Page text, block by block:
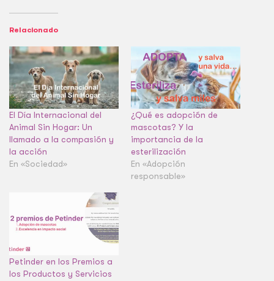
Relacionado
El Día Internacional del
Animal Sin Hogar: Un
llamado a la compasión y
la acción
En «Sociedad»
¿Qué es adopción de
mascotas? Y la
importancia de la
esterilización
En «Adopción
responsable»
Petinder en los Premios a
los Productos y Servicios